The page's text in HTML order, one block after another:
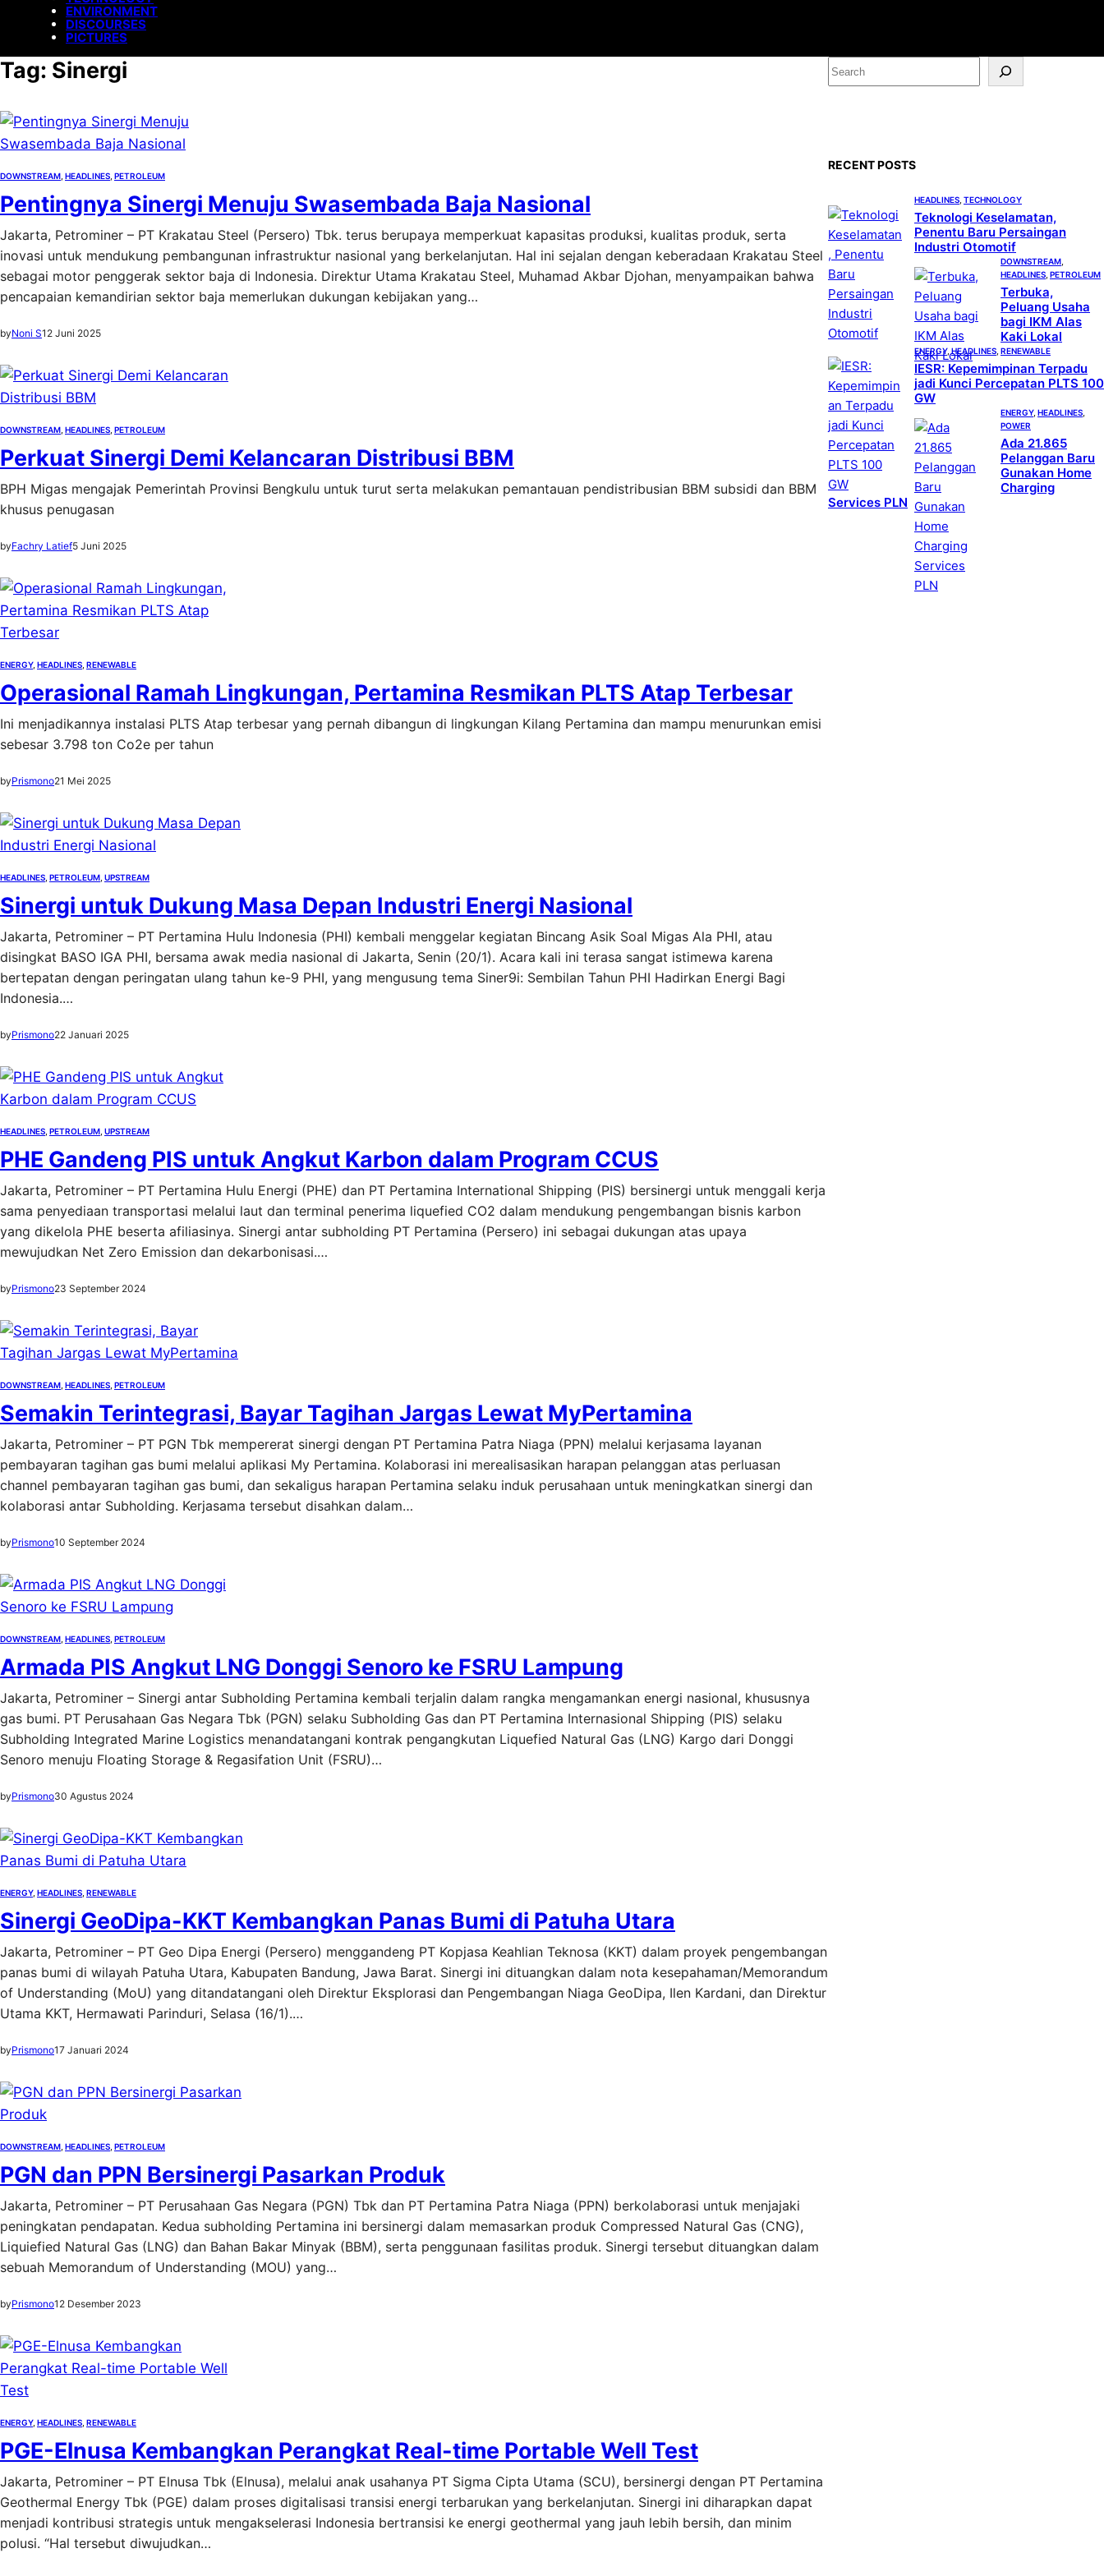
ENVIRONMENT
DISCOURSES
PICTURES
Tag: Sinergi
DOWNSTREAM HEADLINES PETROLEUM
Pentingnya Sinergi Menuju Swasembada Baja Nasional
Jakarta, Petrominer – PT Krakatau Steel (Persero) Tbk. terus berupaya memperkuat kapasitas produksi, kualitas produk, serta
inovasi untuk mendukung pembangunan infrastruktur nasional yang berkelanjutan. Hal ini sejalan dengan keberadaan Krakatau Steel
sebagai motor penggerak sektor baja di Indonesia. Direktur Utama Krakatau Steel, Muhamad Akbar Djohan, menyampaikan bahwa
pencapaian kemandirian sektor baja memerlukan dukungan kebijakan yang…
byNoni S12 Juni 2025
DOWNSTREAM HEADLINES PETROLEUM
Perkuat Sinergi Demi Kelancaran Distribusi BBM
BPH Migas mengajak Pemerintah Provinsi Bengkulu untuk turut serta melakukan pemantauan pendistribusian BBM subsidi dan BBM
khusus penugasan
byFachry Latief5 Juni 2025
ENERGY, HEADLINES RENEWABLE
Operasional Ramah Lingkungan, Pertamina Resmikan PLTS Atap Terbesar
Ini menjadikannya instalasi PLTS Atap terbesar yang pernah dibangun di lingkungan Kilang Pertamina dan mampu menurunkan emisi
sebesar 3.798 ton Co2e per tahun
byPrismono21 Mei 2025
HEADLINES PETROLEUM UPSTREAM
Sinergi untuk Dukung Masa Depan Industri Energi Nasional
Jakarta, Petrominer – PT Pertamina Hulu Indonesia (PHI) kembali menggelar kegiatan Bincang Asik Soal Migas Ala PHI, atau
disingkat BASO IGA PHI, bersama awak media nasional di Jakarta, Senin (20/1). Acara kali ini terasa sangat istimewa karena
bertepatan dengan peringatan ulang tahun ke-9 PHI, yang mengusung tema Siner9i: Sembilan Tahun PHI Hadirkan Energi Bagi
Indonesia.…
byPrismono22 Januari 2025
HEADLINES PETROLEUM UPSTREAM
PHE Gandeng PIS untuk Angkut Karbon dalam Program CCUS
Jakarta, Petrominer – PT Pertamina Hulu Energi (PHE) dan PT Pertamina International Shipping (PIS) bersinergi untuk menggali kerja
sama penyediaan transportasi melalui laut dan terminal penerima liquefied CO2 dalam mendukung pengembangan bisnis karbon
yang dikelola PHE beserta afiliasinya. Sinergi antar subholding PT Pertamina (Persero) ini sebagai dukungan atas upaya
mewujudkan Net Zero Emission dan dekarbonisasi.…
byPrismono23 September 2024
DOWNSTREAM HEADLINES PETROLEUM
Semakin Terintegrasi, Bayar Tagihan Jargas Lewat MyPertamina
Jakarta, Petrominer – PT PGN Tbk mempererat sinergi dengan PT Pertamina Patra Niaga (PPN) melalui kerjasama layanan
pembayaran tagihan gas bumi melalui aplikasi My Pertamina. Kolaborasi ini merealisasikan harapan pelanggan atas perluasan
channel pembayaran tagihan gas bumi, dan sekaligus harapan Pertamina selaku induk perusahaan untuk meningkatkan sinergi dan
kolaborasi antar Subholding. Kerjasama tersebut disahkan dalam…
byPrismono10 September 2024
DOWNSTREAM HEADLINES PETROLEUM
Armada PIS Angkut LNG Donggi Senoro ke FSRU Lampung
Jakarta, Petrominer – Sinergi antar Subholding Pertamina kembali terjalin dalam rangka mengamankan energi nasional, khususnya
gas bumi. PT Perusahaan Gas Negara Tbk (PGN) selaku Subholding Gas dan PT Pertamina Internasional Shipping (PIS) selaku
Subholding Integrated Marine Logistics menandatangani kontrak pengangkutan Liquefied Natural Gas (LNG) Kargo dari Donggi
Senoro menuju Floating Storage & Regasifation Unit (FSRU)…
byPrismono30 Agustus 2024
ENERGY, HEADLINES RENEWABLE
Sinergi GeoDipa-KKT Kembangkan Panas Bumi di Patuha Utara
Jakarta, Petrominer – PT Geo Dipa Energi (Persero) menggandeng PT Kopjasa Keahlian Teknosa (KKT) dalam proyek pengembangan
panas bumi di wilayah Patuha Utara, Kabupaten Bandung, Jawa Barat. Sinergi ini dituangkan dalam nota kesepahaman/Memorandum
of Understanding (MoU) yang ditandatangani oleh Direktur Eksplorasi dan Pengembangan Niaga GeoDipa, Ilen Kardani, dan Direktur
Utama KKT, Hermawati Parinduri, Selasa (16/1).…
byPrismono17 Januari 2024
DOWNSTREAM HEADLINES PETROLEUM
PGN dan PPN Bersinergi Pasarkan Produk
Jakarta, Petrominer – PT Perusahaan Gas Negara (PGN) Tbk dan PT Pertamina Patra Niaga (PPN) berkolaborasi untuk menjajaki
peningkatan pendapatan. Kedua subholding Pertamina ini bersinergi dalam memasarkan produk Compressed Natural Gas (CNG),
Liquiefied Natural Gas (LNG) dan Bahan Bakar Minyak (BBM), serta penggunaan fasilitas produk. Sinergi tersebut dituangkan dalam
sebuah Memorandum of Understanding (MOU) yang…
byPrismono12 Desember 2023
ENERGY, HEADLINES RENEWABLE
PGE-Elnusa Kembangkan Perangkat Real-time Portable Well Test
Jakarta, Petrominer – PT Elnusa Tbk (Elnusa), melalui anak usahanya PT Sigma Cipta Utama (SCU), bersinergi dengan PT Pertamina
Geothermal Energy Tbk (PGE) dalam proses digitalisasi transisi energi terbarukan yang berkelanjutan. Sinergi ini diharapkan dapat
menjadi kontribusi strategis untuk mengakselerasi Indonesia bertransisi ke energi geothermal yang jauh lebih bersih, dan minim
polusi. “Hal tersebut diwujudkan…
S
e
RECENT POSTS
HEADLINES TECHNOLOGY
Teknologi Keselamatan,
Penentu Baru Persaingan
Industri Otomotif
DOWNSTREAM
HEADLINES PETROLEUM
Terbuka,
Peluang Usaha
bagi IKM Alas
Kaki Lokal
ENERGY, HEADLINES RENEWABLE
IESR: Kepemimpinan Terpadu
jadi Kunci Percepatan PLTS 100
GW
ENERGY, HEADLINES
POWER
Ada 21.865
Pelanggan Baru
Gunakan Home
Charging
Services PLN